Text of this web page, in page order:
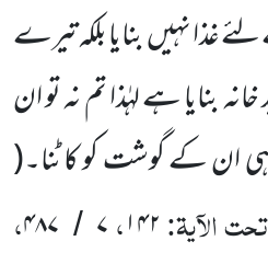
غذا نہیںبنایا بلکہ تیرے
بنایا ہے لہٰذا تم نہ تو ان
ہی ان کے گوشت کو کاٹنا۔(
الآیۃ:۱۴۲،۷ / ۴۸۷،